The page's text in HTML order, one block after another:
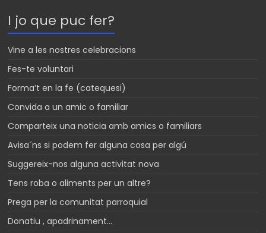
A
p
p
g
e
I jo que puc fer?
Vine a les nostres celebracions
Fes-te voluntari
Forma’t en la fe (catequesi)
Convida a un amic o familiar
Comparteix una noticia amb amics o familiars
Avisa´ns si podem fer alguna cosa per algú
Suggereix-nos alguna activitat nova
Tens roba o aliments per un altre?
Prega per la comunitat parroquial
Donatiu , apadrinament…